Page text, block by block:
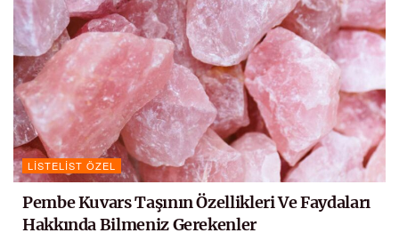
LISTELIST ÖZEL
Pembe Kuvars Taşının Özellikleri Ve Faydaları
Hakkında Bilmeniz Gerekenler